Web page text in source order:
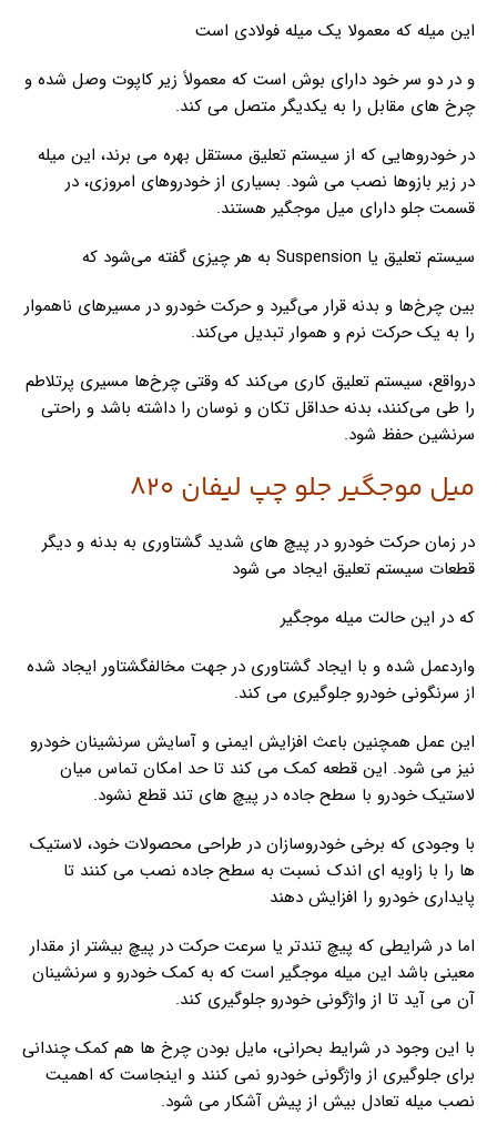
این میله که معمولا یک میله فولادی است
و در دو سر خود دارای بوش است که معمولاً زیر کاپوت وصل شده و
چرخ های مقابل را به یکدیگر متصل می کند.
در خودروهایی که از سیستم تعلیق مستقل بهره می برند، این میله
در زیر بازوها نصب می شود. بسیاری از خودروهای امروزی، در
قسمت جلو دارای میل موجگیر هستند.
سیستم تعلیق یا Suspension به هر چیزی گفته می‌شود که
بین چرخ‌ها و بدنه قرار می‌گیرد و حرکت خودرو در مسیرهای ناهموار
را به یک حرکت نرم و هموار تبدیل می‌کند.
درواقع، سیستم تعلیق کاری می‌کند که وقتی چرخ‌ها مسیری پرتلاطم
را طی می‌کنند، بدنه حداقل تکان و نوسان را داشته باشد و راحتی
سرنشین حفظ شود.
میل موجگیر جلو چپ لیفان 820
در زمان حرکت خودرو در پیچ های شدید گشتاوری به بدنه و دیگر
قطعات سیستم تعلیق ایجاد می شود
که در این حالت میله موجگیر
واردعمل شده و با ایجاد گشتاوری در جهت مخالفگشتاور ایجاد شده
از سرنگونی خودرو جلوگیری می کند.
این عمل همچنین باعث افزایش ایمنی و آسایش سرنشینان خودرو
نیز می شود. این قطعه کمک می کند تا حد امکان تماس میان
لاستیک خودرو با سطح جاده در پیچ های تند قطع نشود.
با وجودی که برخی خودروسازان در طراحی محصولات خود، لاستیک
ها را با زاویه ای اندک نسبت به سطح جاده نصب می کنند تا
پایداری خودرو را افزایش دهند
اما در شرایطی که پیچ تندتر یا سرعت حرکت در پیچ بیشتر از مقدار
معینی باشد این میله موجگیر است که به کمک خودرو و سرنشینان
آن می آید تا از واژگونی خودرو جلوگیری کند.
با این وجود در شرایط بحرانی، مایل بودن چرخ ها هم کمک چندانی
برای جلوگیری از واژگونی خودرو نمی کنند و اینجاست که اهمیت
نصب میله تعادل بیش از پیش آشکار می شود.